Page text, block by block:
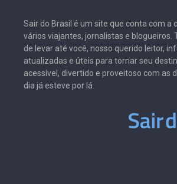
Sair do Brasil é um site que conta com a
vários viajantes, jornalistas e blogueiros.
de levar até você, nosso querido leitor,
atualizadas e úteis para tornar seu
acessível, divertido e proveitoso com as
dia já esteve por lá.